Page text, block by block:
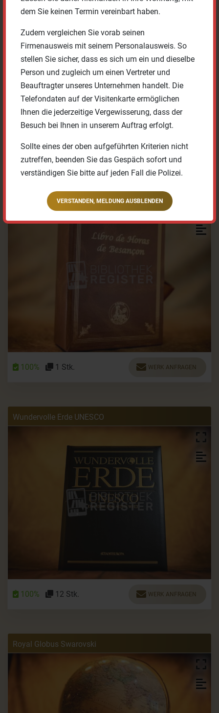
dem Sie keinen Termin vereinbart haben.
Zudem vergleichen Sie vorab seinen
Firmenausweis mit seinem Personalausweis. So
stellen Sie sicher, dass es sich um ein und dieselbe
Person und zugleich um einen Vertreter und
Beauftragter unseres Unternehmen handelt. Die
Telefondaten auf der Visitenkarte ermöglichen
Ihnen die jederzeitige Vergewisserung, dass der
Besuch bei Ihnen in unserem Auftrag erfolgt.
Sollte eines der oben aufgeführten Kriterien nicht
zutreffen, beenden Sie das Gespäch sofort und
verständigen Sie bitte auf jeden Fall die Polizei.
VERSTANDEN, MELDUNG AUSBLENDEN
Stundenbuch aus Besancon
100% 1 Stk. WERK ANFRAGEN
Wundervolle Erde UNESCO
100% 12 Stk. WERK ANFRAGEN
Royal Globus Swarovski